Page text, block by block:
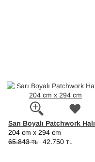
Sarı Boyalı Patchwork Halı
204 cm x 294 cm
65.843TL 42.750 TL